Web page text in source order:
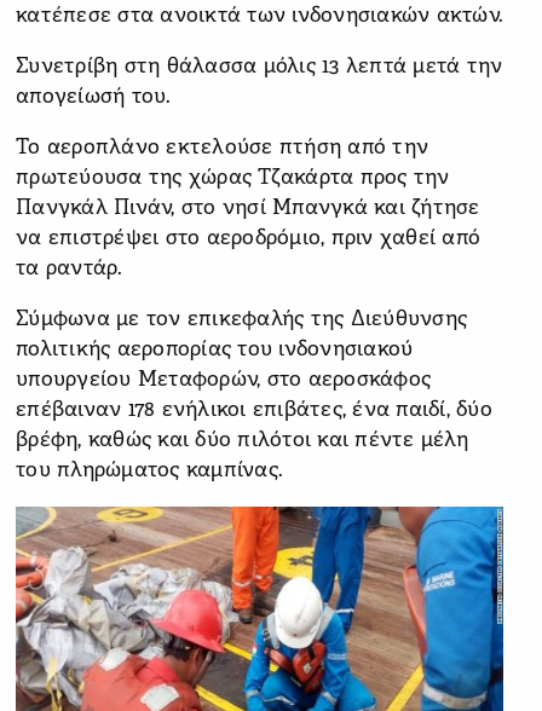
κατέπεσε στα ανοικτά των ινδονησιακών ακτών.
Συνετρίβη στη θάλασσα μόλις 13 λεπτά μετά την
απογείωσή του.
Το αεροπλάνο εκτελούσε πτήση από την
πρωτεύουσα της χώρας Τζακάρτα προς την
Πανγκάλ Πινάν, στο νησί Μπανγκά και ζήτησε
να επιστρέψει στο αεροδρόμιο, πριν χαθεί από
τα ραντάρ.
Σύμφωνα με τον επικεφαλής της Διεύθυνσης
πολιτικής αεροπορίας του ινδονησιακού
υπουργείου Μεταφορών, στο αεροσκάφος
επέβαιναν 178 ενήλικοι επιβάτες, ένα παιδί, δύο
βρέφη, καθώς και δύο πιλότοι και πέντε μέλη
του πληρώματος καμπίνας.